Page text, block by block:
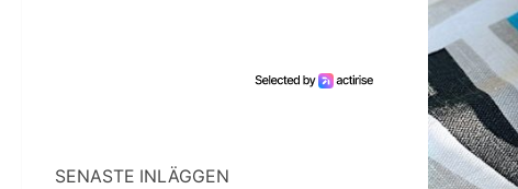
SENASTE INLÄGGEN